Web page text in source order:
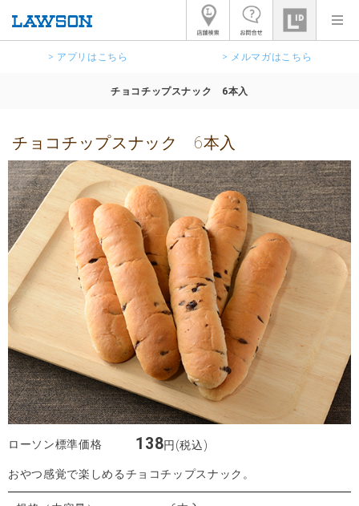
> アプリはこちら > メルマガはこちら
チョコチップスナック 6本入
チョコチップスナック 6本入
ローソン標準価格 138円(税込)
おやつ感覚で楽しめるチョコチップスナック。